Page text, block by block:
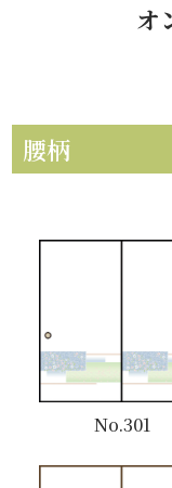
オ
腰柄
No.301